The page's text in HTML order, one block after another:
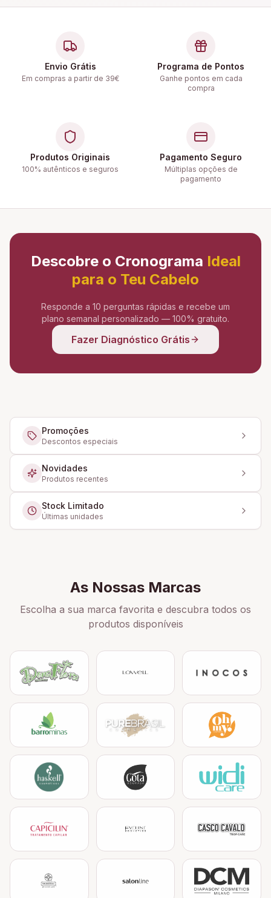
Envio Grátis
Em compras a partir de 39€
Programa de Pontos
Ganhe pontos em cada
compra
Produtos Originais
100% autênticos e seguros
Pagamento Seguro
Múltiplas opções de
pagamento
Descobre o Cronograma Ideal
para o Teu Cabelo
Responde a 10 perguntas rápidas e recebe um
plano semanal personalizado — 100% gratuito.
Fazer Diagnóstico Grátis
Promoções
Descontos especiais
Novidades
Produtos recentes
Stock Limitado
Últimas unidades
As Nossas Marcas
Escolha a sua marca favorita e descubra todos os
produtos disponíveis